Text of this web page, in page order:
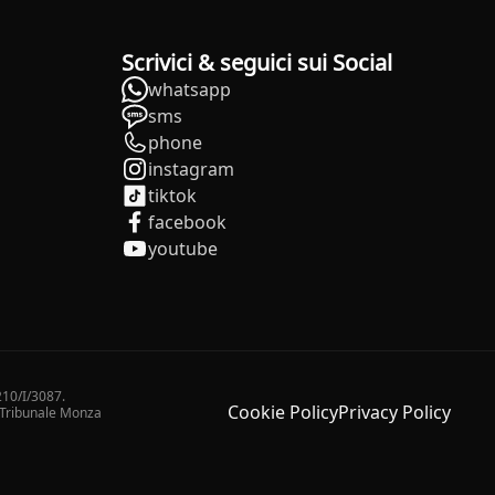
Scrivici & seguici sui Social
whatsapp
sms
phone
instagram
tiktok
facebook
youtube
I/3087.
Monza
Cookie PolicyPrivacy Policy